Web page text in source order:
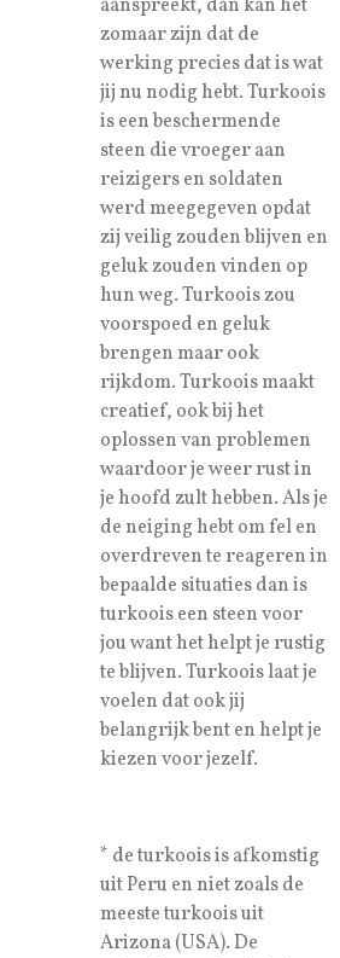
aanspreekt, dan kan het
zomaar zijn dat de
werking precies dat is wat
jij nu nodig hebt. Turkoois
is een beschermende
steen die vroeger aan
reizigers en soldaten
werd meegegeven opdat
zij veilig zouden blijven en
geluk zouden vinden op
hun weg. Turkoois zou
voorspoed en geluk
brengen maar ook
rijkdom. Turkoois maakt
creatief, ook bij het
oplossen van problemen
waardoor je weer rust in
je hoofd zult hebben. Als je
de neiging hebt om fel en
overdreven te reageren in
bepaalde situaties dan is
turkoois een steen voor
jou want het helpt je rustig
te blijven. Turkoois laat je
voelen dat ook jij
belangrijk bent en helpt je
kiezen voor jezelf.
* de turkoois is afkomstig
uit Peru en niet zoals de
meeste turkoois uit
Arizona (USA). De